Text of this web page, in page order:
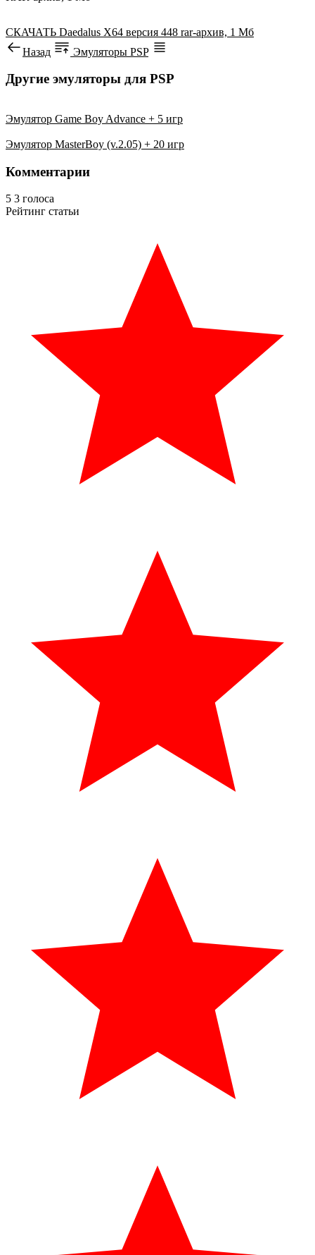
СКАЧАТЬ Daedalus X64 версия 448 rar-архив, 1 Мб
Назад
Эмуляторы PSP
Другие эмуляторы для PSP
Эмулятор Game Boy Advance + 5 игр
Эмулятор MasterBoy (v.2.05) + 20 игр
Комментарии
5 3 голоса
Рейтинг статьи